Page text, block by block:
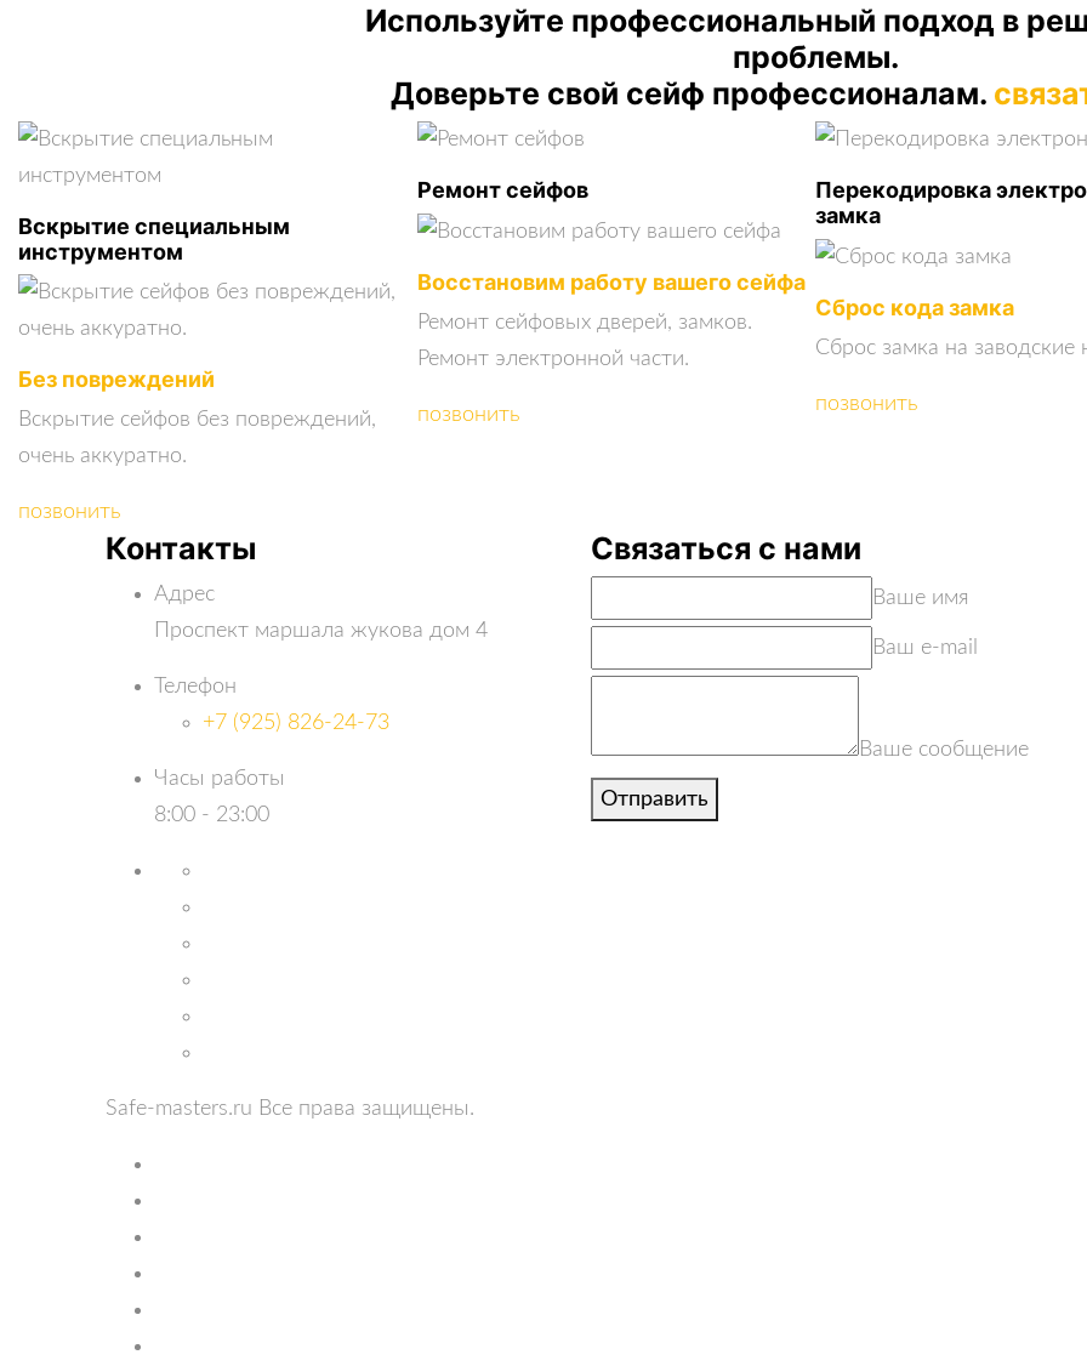
Используйте профессиональный подход в
проблемы.
Доверьте свой сейф профессионалам.
Вскрытие специальным
инструментом
Без повреждений
Вскрытие сейфов без повреждений,
очень аккуратно.
позвонить
Ремонт сейфов
Восстановим работу вашего сейфа
Ремонт сейфовых дверей, замков.
Ремонт электронной части.
позвонить
Перекодировка
замка
Сброс кода замка
Сброс замка на заводские
позвонить
Контакты
Адрес
Проспект маршала жукова дом 4
Телефон
+7 (925) 826-24-73
Часы работы
8:00 - 23:00
Связаться с нами
Ваше имя
Ваш e-mail
Ваше сообщение
Отправить
Safe-masters.ru Все права защищены.